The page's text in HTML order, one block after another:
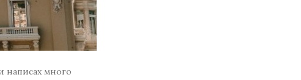
написах много